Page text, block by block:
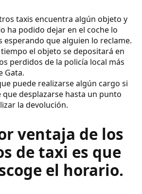
taxis encuentra algún objeto y
ha podido dejar en el coche lo
esperando que alguien lo reclame.
el objeto se depositará en
perdidos de la policía local más
Gata.
puede realizarse algún cargo si
desplazarse hasta un punto
la devolución.
ventaja de los
de taxi es que
el horario.